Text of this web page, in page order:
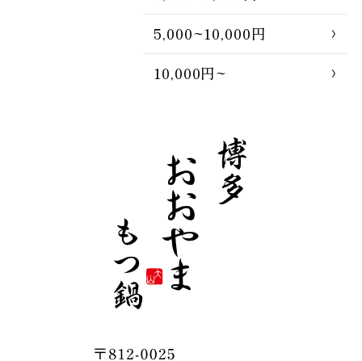
5,000~10,000円
10,000円~